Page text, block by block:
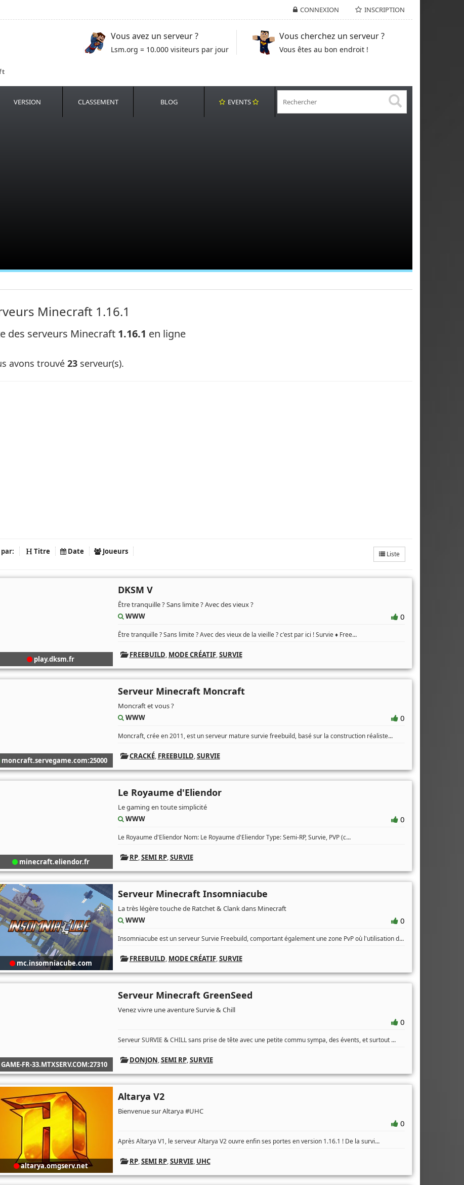
CONNEXION INSCRIPTION
Vous avez un serveur ?
Lsm.org = 10.000 visiteurs par jour
Vous cherchez un serveur ?
Vous êtes au bon endroit !
VERSION CLASSEMENT BLOG EVENTS
Minecraft 1.16.1
des serveurs Minecraft 1.16.1 en ligne
avons trouvé 23serveur(s).
Titre Date Joueurs Liste
play.dksm.fr
DKSM V
Être tranquille ? Sans limite ? Avec des vieux ?
WWW
0
Être tranquille ? Sans limite ? Avec des vieux de la vieille ? c'est par ici ! Survie ♦ Free...
FREEBUILD, MODE CRÉATIF,SURVIE
moncraft.servegame.com:25000
Serveur Minecraft Moncraft
Moncraft et vous ?
WWW
0
Moncraft, crée en 2011, est un serveur mature survie freebuild, basé sur la construction réaliste...
CRACKÉ, FREEBUILD,SURVIE
minecraft.eliendor.fr
Le Royaume d'Eliendor
Le gaming en toute simplicité
WWW
0
Le Royaume d'Eliendor Nom: Le Royaume d'Eliendor Type: Semi-RP, Survie, PVP (c...
RP,SEMI RP,SURVIE
mc.insomniacube.com
Serveur Minecraft Insomniacube
La très légère touche de Ratchet & Clank dans Minecraft
WWW
0
Insomniacube est un serveur Survie Freebuild, comportant également une zone PvP où l'utilisation d...
FREEBUILD, MODE CRÉATIF,SURVIE
GAME-FR-33.MTXSERV.COM:27310
Serveur Minecraft GreenSeed
Venez vivre une aventure Survie & Chill
0
Serveur SURVIE & CHILL sans prise de tête avec une petite commu sympa, des évents, et surtout ...
DONJON,SEMI RP,SURVIE
altarya.omgserv.net
Altarya V2
Bienvenue sur Altarya #UHC
0
Après Altarya V1, le serveur Altarya V2 ouvre enfin ses portes en version 1.16.1 ! De la survi...
RP,SEMI RP,SURVIE, UHC